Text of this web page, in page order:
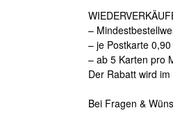
–
– je Postkarte
– ab 5 Karten pro
Der Rabatt wird
Bei Fragen &